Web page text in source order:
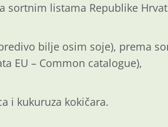
sortnim listama Republike
bilje osim soje), prema
EU – Common catalogue),
i kukuruza kokičara.